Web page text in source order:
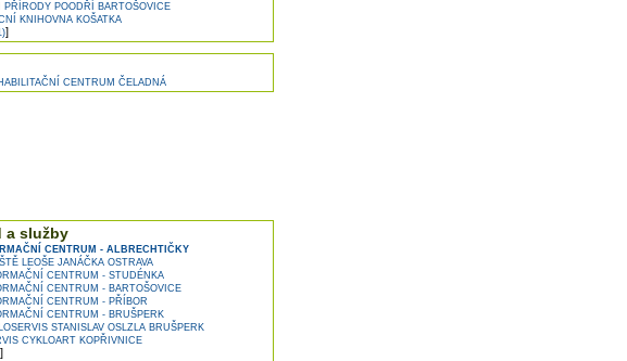
PŘÍRODY POODŘÍ BARTOŠOVICE
KNIHOVNA KOŠATKA
]
CENTRUM ČELADNÁ
a služby
CENTRUM - ALBRECHTIČKY
LEOŠE JANÁČKA OSTRAVA
CENTRUM - STUDÉNKA
CENTRUM - BARTOŠOVICE
CENTRUM - PŘÍBOR
CENTRUM - BRUŠPERK
STANISLAV OSLZLA BRUŠPERK
CYKLOART KOPŘIVNICE
]